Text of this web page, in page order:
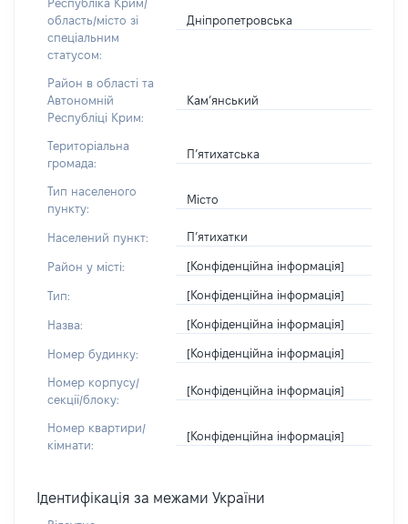
Республіка Крим/
область/місто зі
спеціальним
статусом:
Дніпропетровська
Район в області та
Автономній
Республіці Крим:
Кам’янський
Територіальна
громада:
П’ятихатська
Тип населеного
пункту:
Місто
Населений пункт: П’ятихатки
Район у місті: [Конфіденційна інформація]
Тип: [Конфіденційна інформація]
Назва: [Конфіденційна інформація]
Номер будинку: [Конфіденційна інформація]
Номер корпусу/
секції/блоку:
[Конфіденційна інформація]
Номер квартири/
кімнати:
[Конфіденційна інформація]
Ідентифікація за межами України